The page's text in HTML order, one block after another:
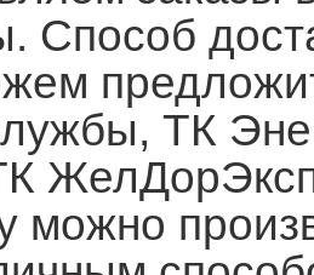
Способ
ТК
можно